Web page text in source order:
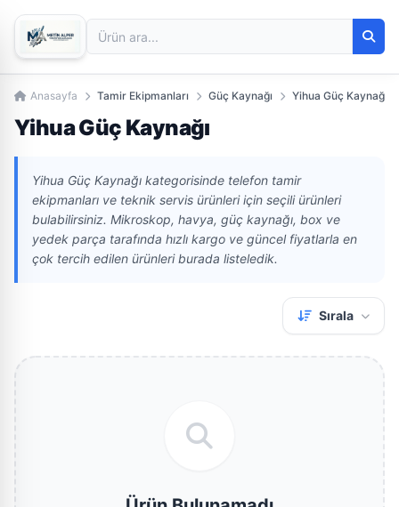
Anasayfa Tamir Ekipmanları Güç Kaynağı Yihua Güç Kaynağı
Yihua Güç Kaynağı
Yihua Güç Kaynağı kategorisinde telefon tamir
ekipmanları ve teknik servis ürünleri için seçili ürünleri
bulabilirsiniz. Mikroskop, havya, güç kaynağı, box ve
yedek parça tarafında hızlı kargo ve güncel fiyatlarla en
çok tercih edilen ürünleri burada listeledik.
Sırala